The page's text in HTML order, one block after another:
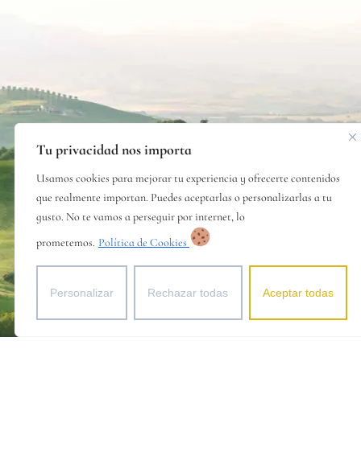
Tu privacidad nos importa
Usamos cookies para mejorar tu experiencia y ofrecerte contenidos
que realmente importan. Puedes aceptarlas o personalizarlas a tu
gusto. No te vamos a perseguir por internet, lo
prometemos. Política de Cookies
Personalizar Rechazar todas Aceptar todas